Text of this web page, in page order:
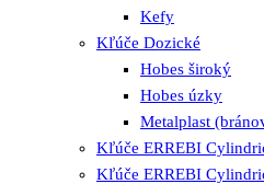
Kefy
Kľúče Dozické
Hobes široký
Hobes úzky
Metalplast
Kľúče ERREBI
Kľúče ERREBI